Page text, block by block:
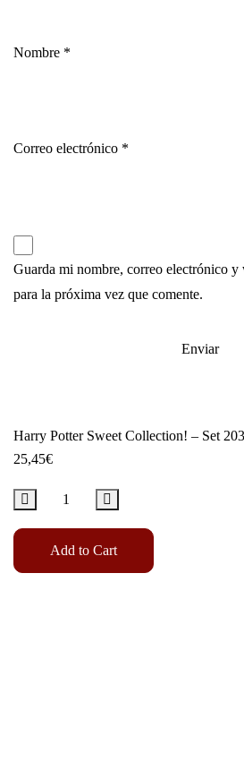
Nombre *
Correo electrónico *
Guarda mi nombre, correo electrónico y
para la próxima vez que comente.
Harry Potter Sweet Collection! – Set
25,45€
Add to Cart